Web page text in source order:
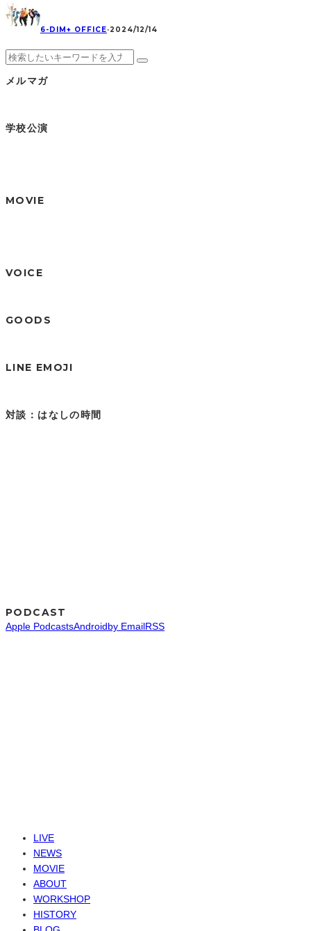
6-DIM+ OFFICE·2024/12/14
メルマガ
学校公演
MOVIE
VOICE
GOODS
LINE EMOJI
対談：はなしの時間
PODCAST
Apple PodcastsAndroidby EmailRSS
LIVE
NEWS
MOVIE
ABOUT
WORKSHOP
HISTORY